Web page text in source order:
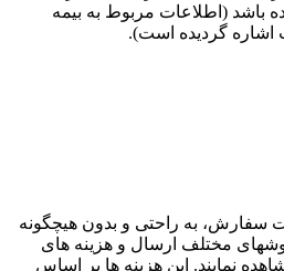
باشد (اطلاعات مربوط به بیمه
اشاره گردیده است).
سفارش، به راحتی و بدون هیچگونه
مختلف ارسال و هزینه های
نمایند. این هزینه ها بر اساس